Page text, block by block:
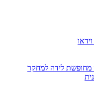
מחופשת לידה למחקר